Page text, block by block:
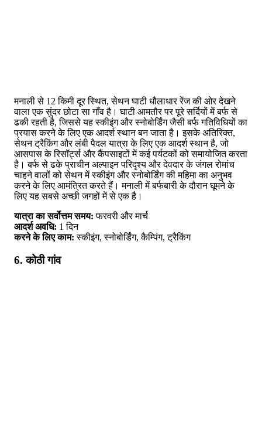
मनाली से 12 किमी दूर स्थित, सेथन घाटी धौलाधार रेंज की ओर देखने
वाला एक सुंदर छोटा सा गाँव है। घाटी आमतौर पर पूरे सर्दियों में बर्फ से
ढकी रहती है, जिससे यह स्कीइंग और स्नोबोर्डिंग जैसी बर्फ गतिविधियों का
प्रयास करने के लिए एक आदर्श स्थान बन जाता है। इसके अतिरिक्त,
सेथन ट्रैकिंग और लंबी पैदल यात्रा के लिए एक आदर्श स्थान है, जो
आसपास के रिसॉर्ट्स और कैंपसाइटों में कई पर्यटकों को समायोजित करता
है। बर्फ से ढके प्राचीन अल्पाइन परिदृश्य और देवदार के जंगल रोमांच
चाहने वालों को सेथन में स्कीइंग और स्नोबोर्डिंग की महिमा का अनुभव
करने के लिए आमंत्रित करते हैं। मनाली में बर्फबारी के दौरान घूमने के
लिए यह सबसे अच्छी जगहों में से एक है।
यात्रा का सर्वोत्तम समय: फरवरी और मार्च
आदर्श अवधि: 1 दिन
करने के लिए काम: स्कीइंग, स्नोबोर्डिंग, कैम्पिंग, ट्रैकिंग
6. कोठी गांव